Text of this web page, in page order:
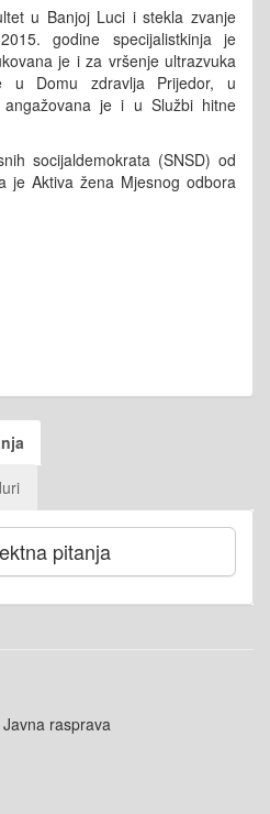
u Banjoj Luci i stekla zvanje
godine specijalistkinja je
je i za vršenje ultrazvuka
u Domu zdravlja Prijedor, u
je i u Službi hitne
socijaldemokrata (SNSD) od
je Aktiva žena Mjesnog odbora
pitanja
rasprava